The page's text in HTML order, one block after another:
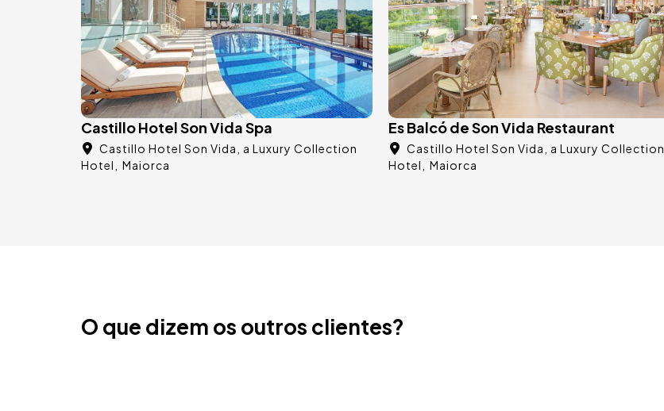
Castillo Hotel Son Vida Spa
Castillo Hotel Son Vida, a Luxury Collection
Hotel
Maiorca
Es Balcó de Son Vida Restaurant
Castillo Hotel Son Vida, a Luxury Collection
Hotel
Maiorca
O que dizem os outros clientes?